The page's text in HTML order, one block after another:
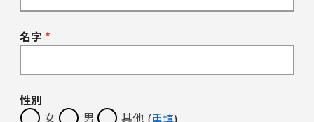
名字 *
性別
女
男 其他 (重填)